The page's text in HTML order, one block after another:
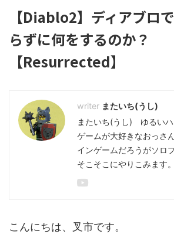
【Diablo2】ディアブロ
らずに何をするのか？
【Resurrected】
またいち(うし)
またいち(うし) ゆるい
ゲームが大好きなおっさ
インゲームだろうがソロ
そこそこにやりこみます。
こんにちは、叉市です。